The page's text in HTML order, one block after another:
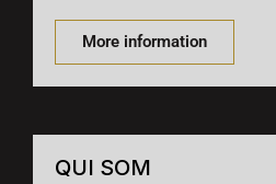
More information
QUI SOM